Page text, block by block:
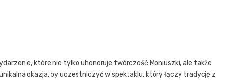
które nie tylko uhonoruje twórczość Moniuszki, ale także
okazja, by uczestniczyć w spektaklu, który łączy tradycję z